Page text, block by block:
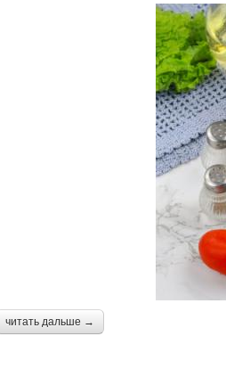
читать дальше →